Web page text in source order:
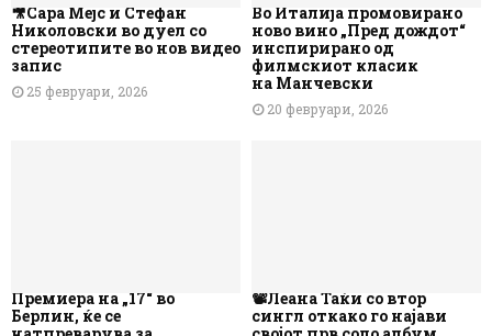
🎥Сара Мејс и Стефан
Николовски во дуел со
стереотипите во нов видео
запис
25 февруари, 2026
Во Италија промовирано
ново вино „Пред дождот“
инспирирано од
филмскиот класик
на Манчевски
20 февруари, 2026
Премиера на „17“ во
Берлин, ќе се
📽️Леана Таќи со втор
сингл откако го најави